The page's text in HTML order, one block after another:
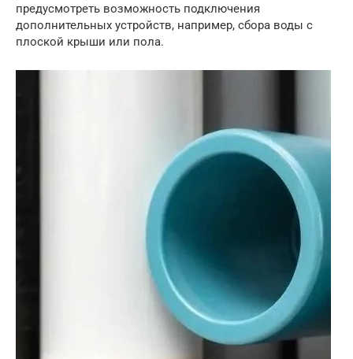
предусмотреть возможность подключения
дополнительных устройств, например, сбора воды с
плоской крыши или пола.